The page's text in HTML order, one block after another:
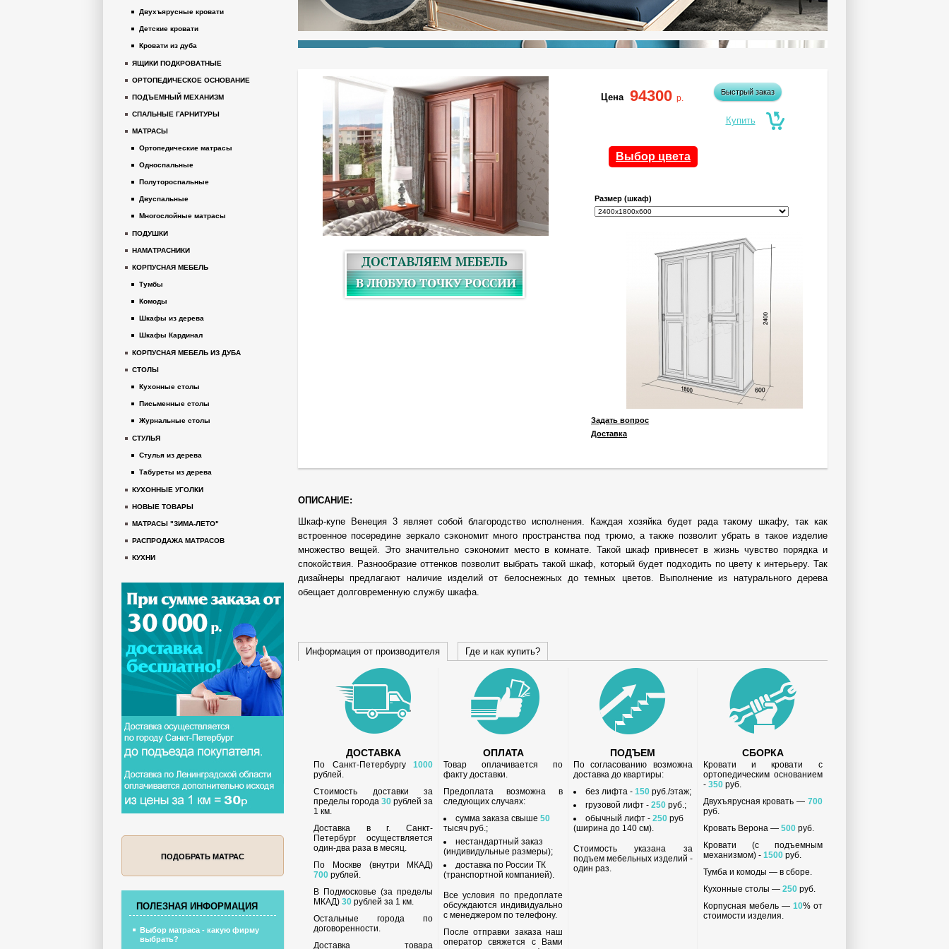
Цена 94300 р.
Быстрый заказ
Выбор цвета
Размер (шкаф)
Задать вопрос
Доставка
ОПИСАНИЕ:
Шкаф-купе Венеция 3 являет собой благородство исполнения. Каждая хозяйка будет рада такому шкафу, так как
встроенное посередине зеркало сэкономит много пространства под трюмо, а также позволит убрать в такое изделие
множество вещей. Это значительно сэкономит место в комнате. Такой шкаф привнесет в жизнь чувство порядка и
спокойствия. Разнообразие оттенков позволит выбрать такой шкаф, который будет подходить по цвету к интерьеру. Так
дизайнеры предлагают наличие изделий от белоснежных до темных цветов. Выполнение из натурального дерева
обещает долговременную службу шкафа.
Информация от производителя Где и как купить?
ДОСТАВКА
По Санкт-Петербургу1000
рублей.
Стоимость доставки за
пределы города30 рублей за
1 км.
Доставка в г. Санкт-
Петербург осуществляется
один-два раза в месяц.
По Москве (внутри МКАД)
700 рублей.
В Подмосковье (за пределы
МКАД)30 рублей за 1 км.
Остальные города по
договоренности.
Доставка товара
ОПЛАТА
Товар оплачивается по
факту доставки.
Предоплата возможна в
следующих случаях:
сумма заказа свыше50
тысяч руб.;
нестандартный заказ
(индивидульные размеры);
доставка по России ТК
(транспортной компанией).
Все условия по предоплате
обсуждаются индивидуально
с менеджером по телефону.
После отправки заказа наш
оператор свяжется с Вами
ПОДЪЕМ
По согласованию возможна
доставка до квартиры:
без лифта - 150руб./этаж;
грузовой лифт - 250руб.;
обычный лифт - 250руб
(ширина до 140 см).
Стоимость указана за
подъем мебельных изделий -
один раз.
СБОРКА
Кровати и кровати с
ортопедическим основанием
- 350руб.
Двухъярусная кровать — 700
руб.
Кровать Верона — 500руб.
Кровати (с подъемным
механизмом) - 1500руб.
Тумба и комоды — в сборе.
Кухонные столы — 250руб.
Корпусная мебель — 10% от
стоимости изделия.
Двухъярусные кровати
Детские кровати
Кровати из дуба
ЯЩИКИ ПОДКРОВАТНЫЕ
ОРТОПЕДИЧЕСКОЕ ОСНОВАНИЕ
ПОДЪЕМНЫЙ МЕХАНИЗМ
СПАЛЬНЫЕ ГАРНИТУРЫ
МАТРАСЫ
Ортопедические матрасы
Односпальные
Полутороспальные
Двуспальные
Многослойные матрасы
ПОДУШКИ
НАМАТРАСНИКИ
КОРПУСНАЯ МЕБЕЛЬ
Тумбы
Комоды
Шкафы из дерева
Шкафы Кардинал
КОРПУСНАЯ МЕБЕЛЬ ИЗ ДУБА
СТОЛЫ
Кухонные столы
Письменные столы
Журнальные столы
СТУЛЬЯ
Стулья из дерева
Табуреты из дерева
КУХОННЫЕ УГОЛКИ
НОВЫЕ ТОВАРЫ
МАТРАСЫ "ЗИМА-ЛЕТО"
РАСПРОДАЖА МАТРАСОВ
КУХНИ
ПОДОБРАТЬ МАТРАС
ПОЛЕЗНАЯ ИНФОРМАЦИЯ
Выбор матраса - какую фирму
выбрать?